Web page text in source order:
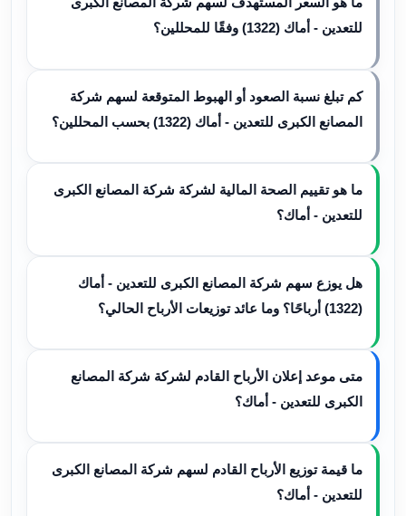
للتعدين - أماك (1322) وفقًا للمحللين؟
كم تبلغ نسبة الصعود أو الهبوط المتوقعة لسهم شركة
المصانع الكبرى للتعدين - أماك (1322) بحسب المحللين؟
ما هو تقييم الصحة المالية لشركة شركة المصانع الكبرى
للتعدين - أماك؟
هل يوزع سهم شركة المصانع الكبرى للتعدين - أماك
(1322) أرباحًا؟ وما عائد توزيعات الأرباح الحالي؟
متى موعد إعلان الأرباح القادم لشركة شركة المصانع
الكبرى للتعدين - أماك؟
ما قيمة توزيع الأرباح القادم لسهم شركة المصانع الكبرى
للتعدين - أماك؟